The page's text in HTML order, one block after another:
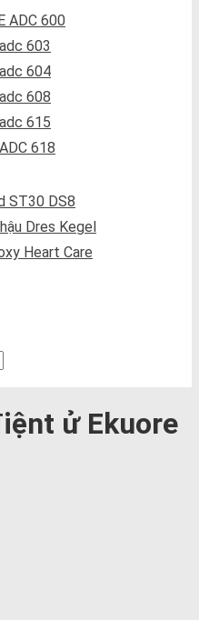
ADC 600
603
604
608
615
618
ST30 DS8
Dres Kegel
Heart Care
ử Ekuore